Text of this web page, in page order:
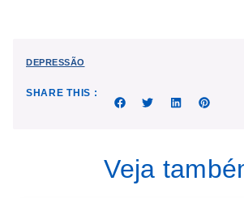
DEPRESSÃO
SHARE THIS :
Veja